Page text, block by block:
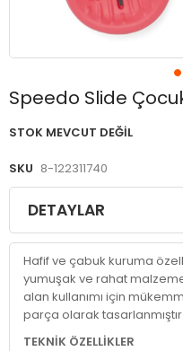
Speedo Slide
STOK MEVCUT DEĞIL
SKU 8-122311740
Resim
galerisinin
başlangıcına
DETAYLAR
Hafif ve çabuk kuruma
yumuşak ve rahat
alan kullanımı için
parça olarak tasarlanmıştır.
TEKNİK ÖZELLİKLER